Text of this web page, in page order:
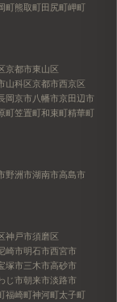
町熊取町田尻町岬町
京都市東山区
山科区京都市西京区
岡京市八幡市京田辺市
町笠置町和束町精華町
野洲市湖南市高島市
神戸市須磨区
崎市明石市西宮市
塚市三木市高砂市
じ市朝来市淡路市
福崎町神河町太子町